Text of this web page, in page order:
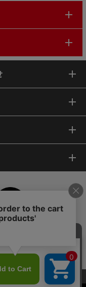
Cookieの使用に同意いた
ピンポイントサーチ
英語版TOP